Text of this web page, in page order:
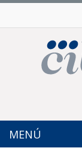
MENÚ